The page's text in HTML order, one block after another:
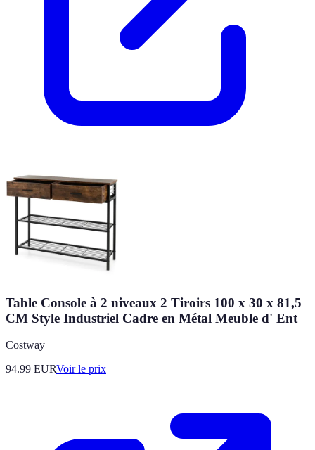
Table Console à 2 niveaux 2 Tiroirs 100 x 30 x 81,5
CM Style Industriel Cadre en Métal Meuble d' Ent
Costway
94.99 EURVoir le prix